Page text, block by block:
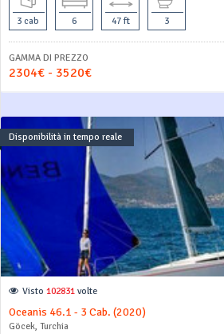
3 cab 6 47 ft 3
GAMMA DI PREZZO
2304€ - 3520€
Disponibilità in tempo reale
Visto 102831 volte
Oceanis 46.1 - 3 Cab. (2020)
Göcek, Turchia